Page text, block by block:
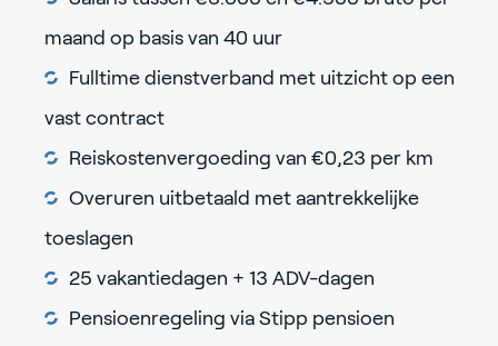
maand op basis van 40 uur
Fulltime dienstverband met uitzicht op een
vast contract
Reiskostenvergoeding van €0,23 per km
Overuren uitbetaald met aantrekkelijke
toeslagen
25 vakantiedagen + 13 ADV-dagen
Pensioenregeling via Stipp pensioen